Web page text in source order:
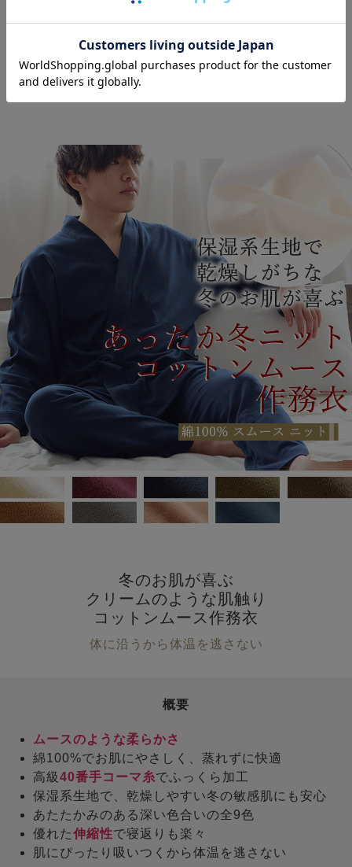
オーダーメイド
対象商品
2年保証対象商品
冬のお肌が喜ぶ
クリームのような肌触り
コットンムース作務衣
体に沿うから体温を逃さない
概要
ムースのような柔らかさ
綿100%でお肌にやさしく、蒸れずに快適
高級40番手コーマ糸でふっくら加工
保湿系生地で、乾燥しやすい冬の敏感肌にも安心
あたたかみのある深い色合いの全9色
優れた伸縮性で寝返りも楽々
肌にぴったり吸いつくから体温を逃さない